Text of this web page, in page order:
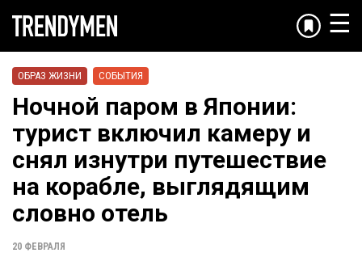
☰
ОБРАЗ ЖИЗНИ СОБЫТИЯ
Ночной паром в Японии:
турист включил камеру и
снял изнутри путешествие
на корабле, выглядящим
словно отель
20 ФЕВРАЛЯ